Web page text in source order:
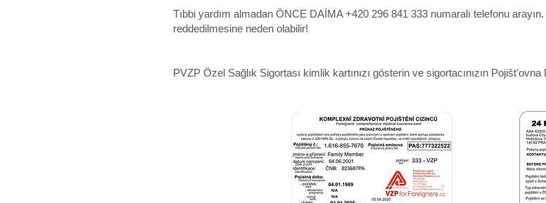
Tıbbi yardım almadan ÖNCE DAİMA +420 296 841 333 numaralı telefonu
reddedilmesine neden olabilir!
PVZP Özel Sağlık Sigortası kimlik kartınızı gösterin ve sigortacınızın